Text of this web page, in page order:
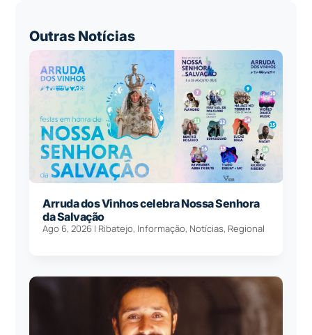
Outras Notícias
Arruda dos Vinhos celebra Nossa Senhora
da Salvação
Ago 6, 2026 | Ribatejo, Informação, Notícias, Regional